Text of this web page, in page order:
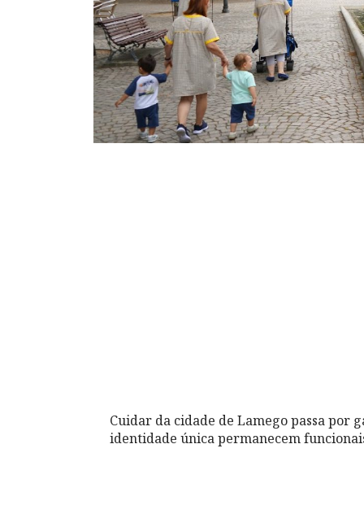
Cuidar da cidade de Lamego passa por
identidade única permanecem